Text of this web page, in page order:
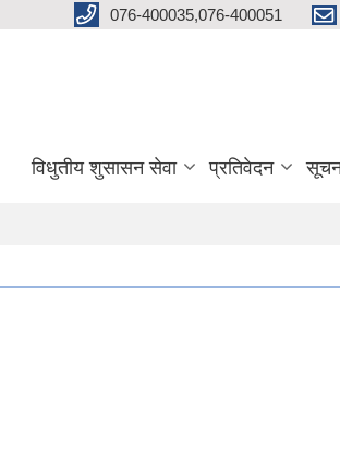
076-400035,076-400051
विधुतीय शुसासन सेवा प्रतिवेदन